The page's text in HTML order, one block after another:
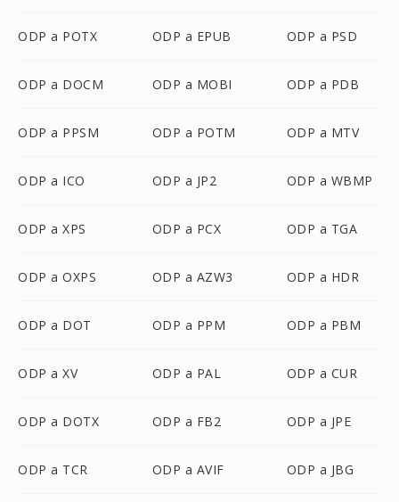
ODP a POTX ODP a EPUB ODP a PSD
ODP a DOCM ODP a MOBI ODP a PDB
ODP a PPSM ODP a POTM ODP a MTV
ODP a ICO ODP a JP2 ODP a WBMP
ODP a XPS ODP a PCX ODP a TGA
ODP a OXPS ODP a AZW3 ODP a HDR
ODP a DOT ODP a PPM ODP a PBM
ODP a XV ODP a PAL ODP a CUR
ODP a DOTX ODP a FB2 ODP a JPE
ODP a TCR ODP a AVIF ODP a JBG